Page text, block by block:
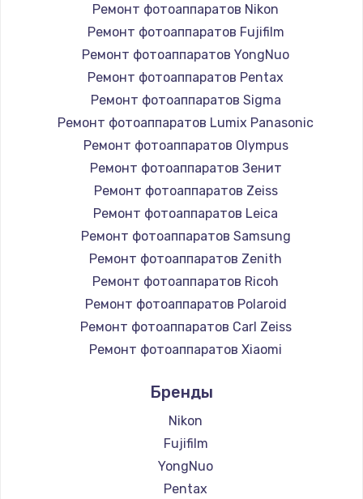
Ремонт фотоаппаратов Nikon
Ремонт фотоаппаратов Fujifilm
Ремонт фотоаппаратов YongNuo
Ремонт фотоаппаратов Pentax
Ремонт фотоаппаратов Sigma
Ремонт фотоаппаратов Lumix Panasonic
Ремонт фотоаппаратов Olympus
Ремонт фотоаппаратов Зенит
Ремонт фотоаппаратов Zeiss
Ремонт фотоаппаратов Leica
Ремонт фотоаппаратов Samsung
Ремонт фотоаппаратов Zenith
Ремонт фотоаппаратов Ricoh
Ремонт фотоаппаратов Polaroid
Ремонт фотоаппаратов Carl Zeiss
Ремонт фотоаппаратов Xiaomi
Ремонт фотоаппаратов Kodak
Ремонт фотоаппаратов Blackmagic
Бренды
Nikon
Fujifilm
YongNuo
Pentax